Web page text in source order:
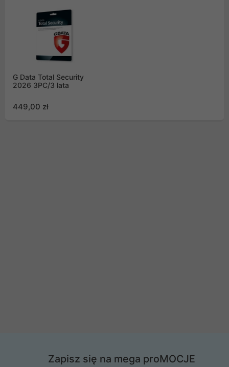
G Data Total Security
2026 3PC/3 lata
449,00 zł
Zapisz się na mega proMOCJE